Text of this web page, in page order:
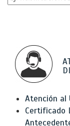
Atención al
Certificado